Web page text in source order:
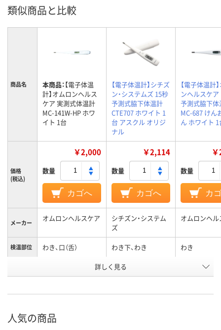
類似商品と比較
商品名 本商品：【電子体温
計】オムロンヘルス
ケア 実測式体温計
MC-141W-HP ホワ
イト 1台
【電子体温計】シチズ
ン・システムズ 15秒
予測式脇下体温計
CTE707 ホワイト 1
台 アスクル オリジ
ナル
【電子体温計
ンヘルスケア
予測式脇下体
MC-687 けん
ん ホワイト 1
価格
(税込)
￥2,000
数量
カゴへ
￥2,114
数量
カゴへ
数量
カ
メーカー オムロンヘルスケア
シチズン・システム
ズ
オムロンヘ
検温部位 わき、口（舌） わき下、わき わき
65
詳しく見る
人気の商品